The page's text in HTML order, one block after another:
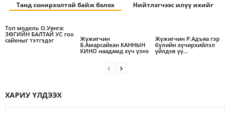
Танд сонирхолтой байж болох Нийтлэгчээс илүү ихийг
Топ модель О.Уянга:
ЗӨГИЙН БАЛТАЙ УС гоо
сайхныг тэтгэдэг
Жүжигчин
Б.Амарсайхан КАННЫН
КИНО наадамд хүч үзнэ
Жүжигчин Р.Адъяа гэр
бүлийн хүчирхийлэл
үйлдэв үү…
ХАРИУ ҮЛДЭЭХ